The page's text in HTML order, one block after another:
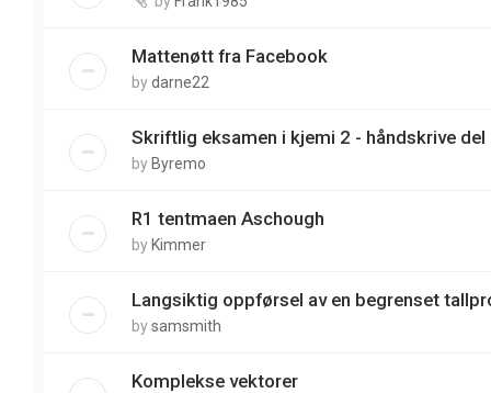
Mattenøtt fra Facebook
bydarne22
Skriftlig eksamen i kjemi 2 - håndskrive del
by Byremo
R1 tentmaen Aschough
by Kimmer
Langsiktig oppførsel av en begrenset
bysamsmith
Komplekse vektorer